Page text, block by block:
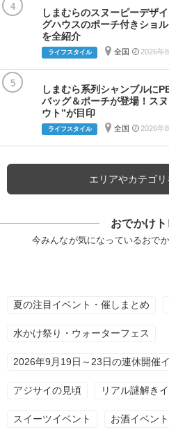
4
しまむらのスヌーピーデザ
グハウスのポーチ付きショ
を全紹介
ライフスタイル 全国 2026年
5
しまむら系列シャンブルに
バッグ＆ポーチが登場！ス
ウト”が目印
ライフスタイル 全国 2026年
エリアやカテゴ
おでかけ
今みんなが気になっているおで
夏の注目イベント・催しまとめ
水かけ祭り・ウォーターフェス
2026年9月19日～23日の連休開催
アジサイの見頃 リアル謎解き
スイーツイベント お酒イベント